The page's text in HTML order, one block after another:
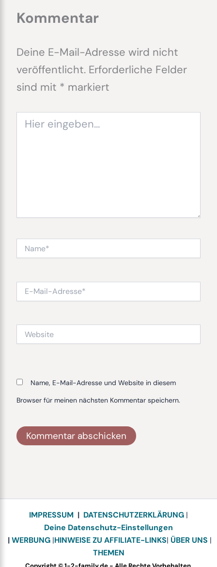
Kommentar
Deine E-Mail-Adresse wird nicht
veröffentlicht. Erforderliche Felder
sind mit * markiert
eingeben…
Mail-
Name, E-Mail-Adresse und Website in diesem
Browser für meinen nächsten Kommentar speichern.
IMPRESSUM | DATENSCHUTZERKLÄRUNG |
Deine Datenschutz-Einstellungen
|WERBUNG |HINWEISE ZU AFFILIATE-LINKS| ÜBER UNS |
THEMEN